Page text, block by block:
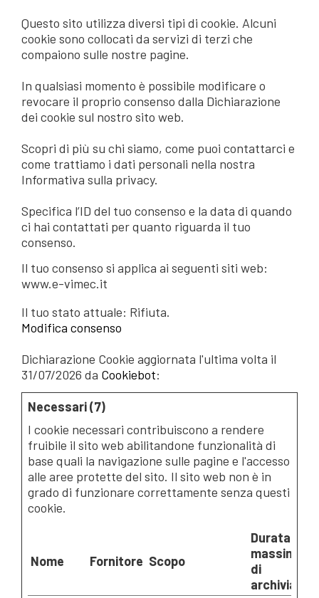
Questo sito utilizza diversi tipi di cookie. Alcuni
cookie sono collocati da servizi di terzi che
compaiono sulle nostre pagine.
In qualsiasi momento è possibile modificare o
revocare il proprio consenso dalla Dichiarazione
dei cookie sul nostro sito web.
Scopri di più su chi siamo, come puoi contattarci e
come trattiamo i dati personali nella nostra
Informativa sulla privacy.
Specifica l’ID del tuo consenso e la data di quando
ci hai contattati per quanto riguarda il tuo
consenso.
Il tuo consenso si applica ai seguenti siti web:
www.e-vimec.it
Il tuo stato attuale: Rifiuta.
Modifica consenso
Dichiarazione Cookie aggiornata l'ultima volta il
31/07/2026 da Cookiebot:
Necessari (7)
I cookie necessari contribuiscono a rendere
fruibile il sito web abilitandone funzionalità di
base quali la navigazione sulle pagine e l'accesso
alle aree protette del sito. Il sito web non è in
grado di funzionare correttamente senza questi
cookie.
Nome Fornitore Scopo
Durata
massima
di